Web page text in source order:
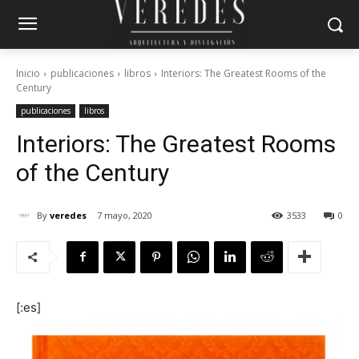
Inicio publicaciones libros
Interiors: The Greatest Rooms of the
Century
publicaciones libros
Interiors: The Greatest Rooms
of the Century
By veredes 7 mayo, 2020 0
3533
[:es]